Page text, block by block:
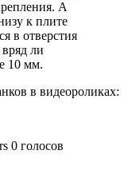
А
к плите
в отверстия
ли
10 мм.
в видеороликах:
0 голосов